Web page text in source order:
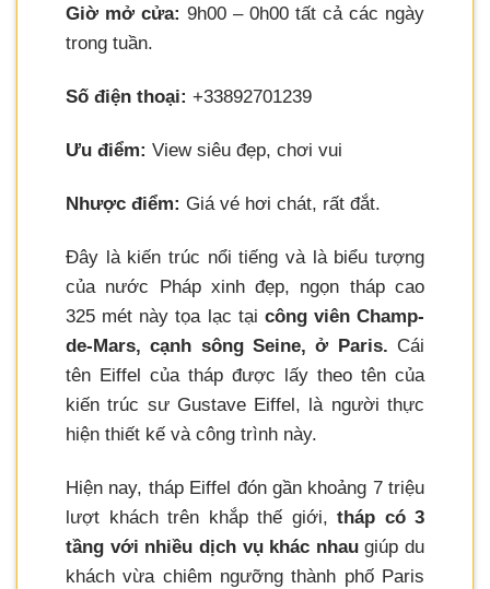
Giờ mở cửa: 9h00 – 0h00 tất cả các ngày
trong tuần.
Số điện thoại: +33892701239
Ưu điểm: View siêu đẹp, chơi vui
Nhược điểm: Giá vé hơi chát, rất đắt.
Đây là kiến trúc nổi tiếng và là biểu tượng
của nước Pháp xinh đẹp, ngọn tháp cao
325 mét này tọa lạc tại công viên Champ-
de-Mars, cạnh sông Seine, ở Paris. Cái
tên Eiffel của tháp được lấy theo tên của
kiến trúc sư Gustave Eiffel, là người thực
hiện thiết kế và công trình này.
Hiện nay, tháp Eiffel đón gần khoảng 7 triệu
lượt khách trên khắp thế giới, tháp có 3
tầng với nhiều dịch vụ khác nhaugiúp du
khách vừa chiêm ngưỡng thành phố Paris